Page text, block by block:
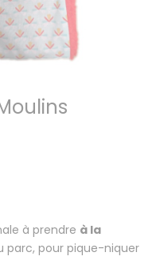
à prendre à la
parc, pour pique-niquer